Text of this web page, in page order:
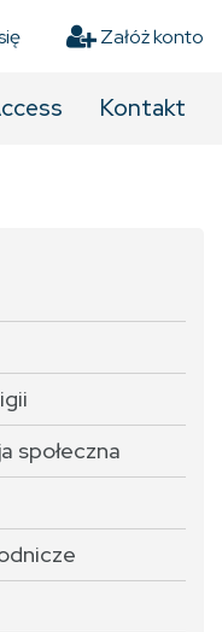
Załóż konto
Kontakt
społeczna